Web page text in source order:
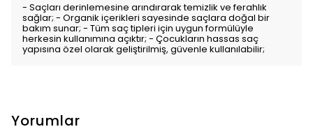
- Saçları derinlemesine arındırarak temizlik ve ferahlık
sağlar; - Organik içerikleri sayesinde saçlara doğal bir
bakım sunar; - Tüm saç tipleri için uygun formülüyle
herkesin kullanımına açıktır; - Çocukların hassas saç
yapısına özel olarak geliştirilmiş, güvenle kullanılabilir;
Yorumlar